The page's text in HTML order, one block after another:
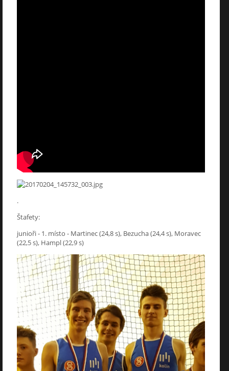
.
Štafety:
junioři - 1. místo - Martinec (24,8 s), Bezucha (24,4 s), Moravec
(22,5 s), Hampl (22,9 s)